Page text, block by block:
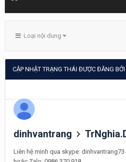
Loại nội dung
CẬP NHẬT TRẠNG THÁI ĐƯỢC ĐĂNG
dinhvantrang
Liên hệ mình qua skype: dinhvantrang73